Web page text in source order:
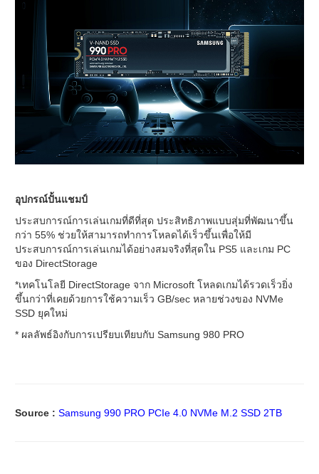
อุปกรณ์ปั้นแชมป์
ประสบการณ์การเล่นเกมที่ดีที่สุด ประสิทธิภาพแบบสุ่มที่พัฒนาขึ้น
กว่า 55% ช่วยให้สามารถทำการโหลดได้เร็วขึ้นเพื่อให้มี
ประสบการณ์การเล่นเกมได้อย่างสมจริงที่สุดใน PS5 และเกม PC
ของ DirectStorage
*เทคโนโลยี DirectStorage จาก Microsoft โหลดเกมได้รวดเร็วยิ่ง
ขึ้นกว่าที่เคยด้วยการใช้ความเร็ว GB/sec หลายช่วงของ NVMe
SSD ยุคใหม่
* ผลลัพธ์อิงกับการเปรียบเทียบกับ Samsung 980 PRO
Source : Samsung 990 PRO PCIe 4.0 NVMe M.2 SSD 2TB